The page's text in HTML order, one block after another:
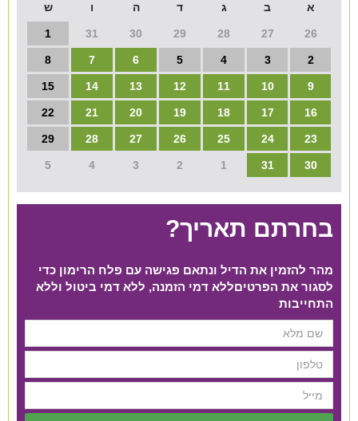
א ב ג ד ה ו ש
26
27
28
29
30
31
1
2
3
4
5
6
7
8
9
10
11
12
13
14
15
16
17
18
19
20
21
22
23
24
25
26
27
28
29
30
31
1
2
3
4
5
בחרתם תאריך?
מהר להזמין את הדיל ונתאם פגישה עם פלח הרימון כדי
לסגור את הפרטים​ ללא דמי הזמנה, ללא דמי ביטול וללא
התחייבות